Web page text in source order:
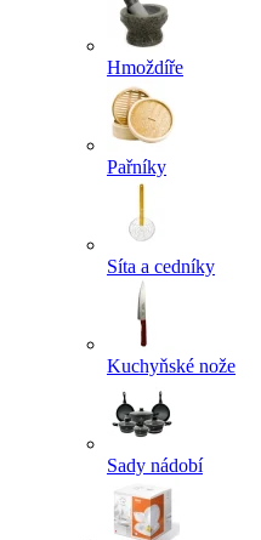
Hmoždíře
Pařníky
Síta a cedníky
Kuchyňské nože
Sady nádobí